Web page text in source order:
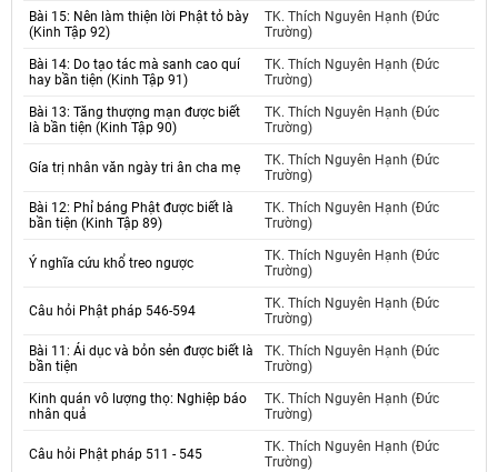
Bài 15: Nên làm thiện lời Phật tỏ bày
(Kinh Tập 92)
TK. Thích Nguyên Hạnh (Đức
Trường)
Bài 14: Do tạo tác mà sanh cao quí
hay bần tiện (Kinh Tập 91)
TK. Thích Nguyên Hạnh (Đức
Trường)
Bài 13: Tăng thượng mạn được biết
là bần tiện (Kinh Tập 90)
TK. Thích Nguyên Hạnh (Đức
Trường)
Gía trị nhân văn ngày tri ân cha mẹ
TK. Thích Nguyên Hạnh (Đức
Trường)
Bài 12: Phỉ báng Phật được biết là
bần tiện (Kinh Tập 89)
TK. Thích Nguyên Hạnh (Đức
Trường)
Ý nghĩa cứu khổ treo ngược
TK. Thích Nguyên Hạnh (Đức
Trường)
Câu hỏi Phật pháp 546-594
TK. Thích Nguyên Hạnh (Đức
Trường)
Bài 11: Ái dục và bỏn sẻn được biết là
bần tiện
TK. Thích Nguyên Hạnh (Đức
Trường)
Kinh quán vô lượng thọ: Nghiệp báo
nhân quả
TK. Thích Nguyên Hạnh (Đức
Trường)
Câu hỏi Phật pháp 511 - 545
TK. Thích Nguyên Hạnh (Đức
Trường)